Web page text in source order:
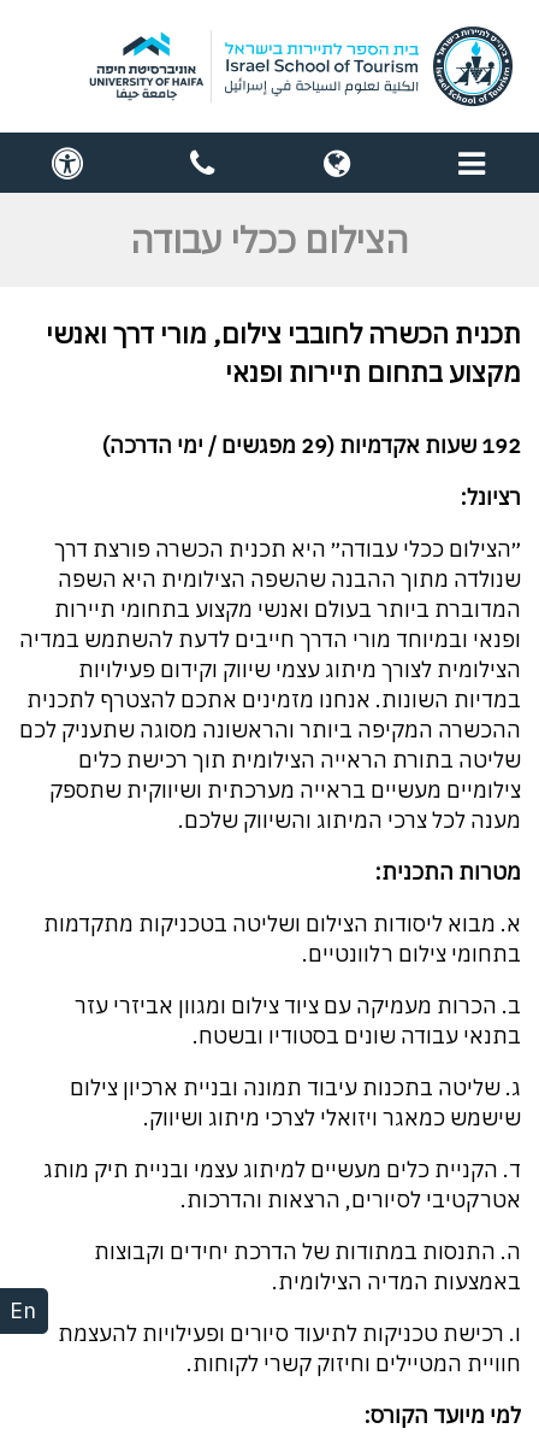
En
תפריט globe
contact
us
הצילום ככלי עבודה
תכנית הכשרה לחובבי צילום, מורי דרך ואנשי
מקצוע בתחום תיירות ופנאי
192 שעות אקדמיות (29 מפגשים / ימי הדרכה)
רציונל:
״הצילום ככלי עבודה״ היא תכנית הכשרה פורצת דרך
שנולדה מתוך ההבנה שהשפה הצילומית היא השפה
המדוברת ביותר בעולם ואנשי מקצוע בתחומי תיירות
ופנאי ובמיוחד מורי הדרך חייבים לדעת להשתמש במדיה
הצילומית לצורך מיתוג עצמי שיווק וקידום פעילויות
במדיות השונות. אנחנו מזמינים אתכם להצטרף לתכנית
ההכשרה המקיפה ביותר והראשונה מסוגה שתעניק לכם
שליטה בתורת הראייה הצילומית תוך רכישת כלים
צילומיים מעשיים בראייה מערכתית ושיווקית שתספק
מענה לכל צרכי המיתוג והשיווק שלכם.
מטרות התכנית:
‏א. מבוא ליסודות הצילום ושליטה בטכניקות מתקדמות
בתחומי צילום רלוונטיים.
‏ב. הכרות מעמיקה עם ציוד צילום ומגוון אביזרי עזר
בתנאי עבודה שונים בסטודיו ובשטח.
‏ג. שליטה בתכנות עיבוד תמונה ובניית ארכיון צילום
שישמש כמאגר ויזואלי לצרכי מיתוג ושיווק.
‏ד. הקניית כלים מעשיים למיתוג עצמי ובניית תיק מותג
אטרקטיבי לסיורים, הרצאות והדרכות.
‏ה. התנסות במתודות של הדרכת יחידים וקבוצות
באמצעות המדיה הצילומית.
‏ו. רכישת טכניקות לתיעוד סיורים ופעילויות להעצמת
חוויית המטיילים וחיזוק קשרי לקוחות.
למי מיועד הקורס: